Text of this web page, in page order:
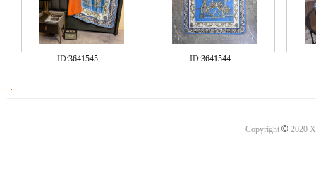
ID:3641545 ID:3641544
Copyright ©2020